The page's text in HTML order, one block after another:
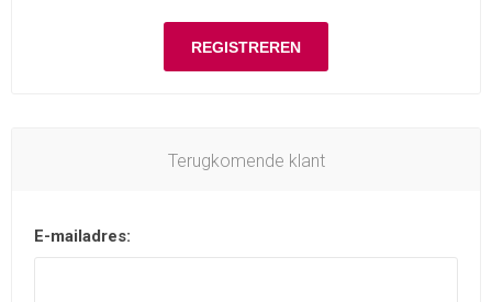
Terugkomende klant
E-mailadres: